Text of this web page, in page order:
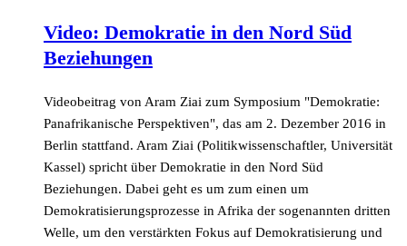
Video: Demokratie in den Nord Süd
Beziehungen
Videobeitrag von Aram Ziai zum Symposium "Demokratie:
Panafrikanische Perspektiven", das am 2. Dezember 2016 in
Berlin stattfand. Aram Ziai (Politikwissenschaftler, Universität
Kassel) spricht über Demokratie in den Nord Süd
Beziehungen. Dabei geht es um zum einen um
Demokratisierungsprozesse in Afrika der sogenannten dritten
Welle, um den verstärkten Fokus auf Demokratisierung und